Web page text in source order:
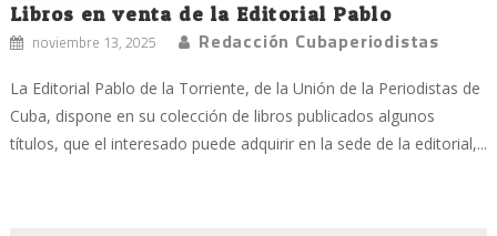
Libros en venta de la Editorial Pablo
noviembre 13, 2025 Redacción Cubaperiodistas
La Editorial Pablo de la Torriente, de la Unión de la Periodistas de
Cuba, dispone en su colección de libros publicados algunos
títulos, que el interesado puede adquirir en la sede de la editorial,...